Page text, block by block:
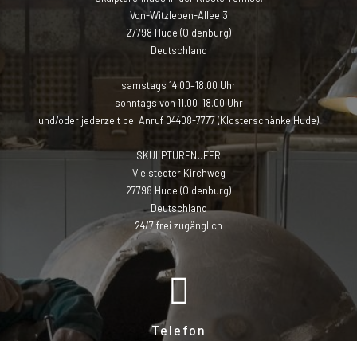
Von-Witzleben-Allee 3
27798 Hude (Oldenburg)
Deutschland
samstags 14.00–18.00 Uhr
sonntags von 11.00–18.00 Uhr
und/oder jederzeit bei Anruf 04408-7777 (Klosterschänke Hude)
SKULPTURENUFER
Vielstedter Kirchweg
27798 Hude (Oldenburg)
Deutschland
24/7 frei zugänglich
Telefon